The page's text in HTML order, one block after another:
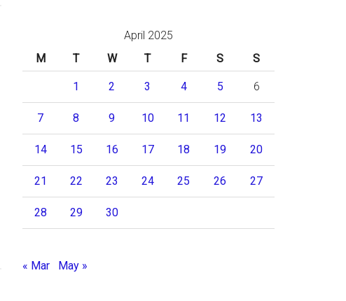
April 2025
M
T W T F S S
1 2 3 4 5 6
7 8 9 10 11 12 13
14 15 16 17 18 19 20
21 22 23 24 25 26 27
28 29 30
« Mar May »